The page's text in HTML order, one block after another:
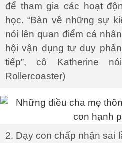
để tham gia các hoạt
học. “Bàn về những sự
nói lên quan điểm cá
hội vận dụng tư duy
tiếp”, cô Katherine
Rollercoaster)
2. Dạy con chấp nhận sai